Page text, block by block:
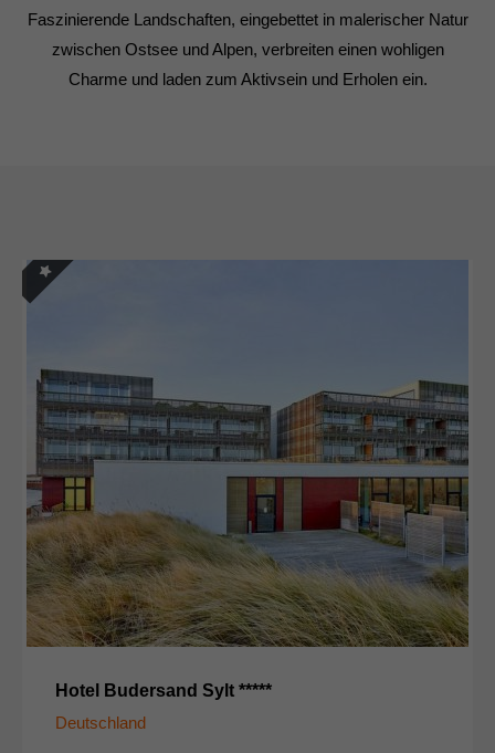
Faszinierende Landschaften, eingebettet in malerischer Natur
zwischen Ostsee und Alpen, verbreiten einen wohligen
Charme und laden zum Aktivsein und Erholen ein.
Hotel Budersand Sylt *****
Deutschland